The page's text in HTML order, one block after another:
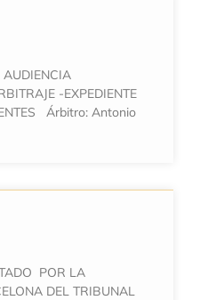
AUDIENCIA
-EXPEDIENTE
Árbitro: Antonio
POR LA
DEL TRIBUNAL